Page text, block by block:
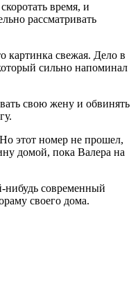
время, и
рассматривать
картинка свежая. Дело в
сильно напоминал
свою жену и обвинять
этот номер не прошел,
домой, пока Валера на
нибудь современный
своего дома.